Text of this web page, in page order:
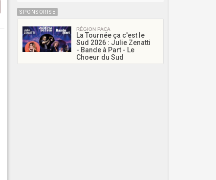
SPONSORISÉ
RÉGION PACA
La Tournée ça c'est le
Sud 2026 : Julie Zenatti
- Bande à Part - Le
Choeur du Sud